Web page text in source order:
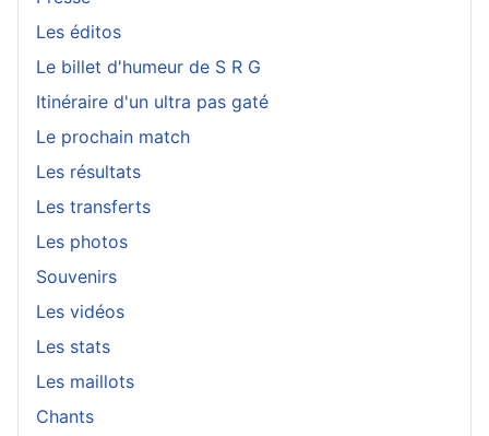
Les éditos
Le billet d'humeur de S R G
Itinéraire d'un ultra pas gaté
Le prochain match
Les résultats
Les transferts
Les photos
Souvenirs
Les vidéos
Les stats
Les maillots
Chants